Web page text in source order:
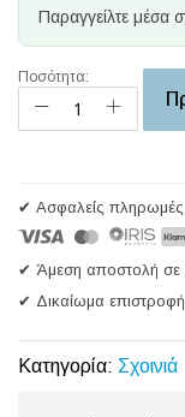
Παραγγείλτε μέσα
Ποσότητα:
✔ Ασφαλείς πληρωμές
✔ Άμεση αποστολή σε
✔ Δικαίωμα
Κατηγορία: Σχοινιά